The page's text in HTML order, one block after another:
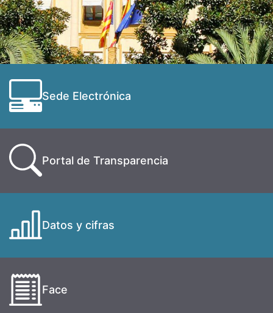
Sede Electrónica
Portal de Transparencia
Datos y cifras
Face